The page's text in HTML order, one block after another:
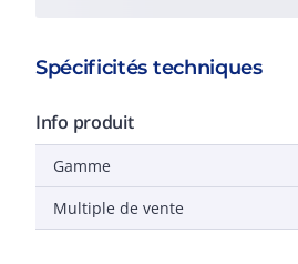
Spécificités techniques
Info produit
Gamme
Multiple de vente